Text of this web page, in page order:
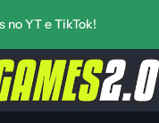
no YT e TikTok!